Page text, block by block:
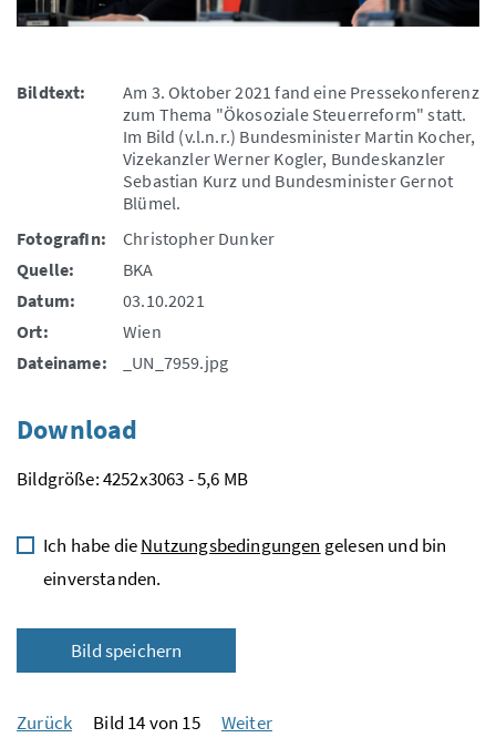
Bildtext:
Am 3. Oktober 2021 fand eine Pressekonferenz
zum Thema "Ökosoziale Steuerreform" statt.
Im Bild (v.l.n.r.) Bundesminister Martin Kocher,
Vizekanzler Werner Kogler, Bundeskanzler
Sebastian Kurz und Bundesminister Gernot
Blümel.
FotografIn:
Christopher Dunker
Quelle:
BKA
Datum:
03.10.2021
Ort:
Wien
Dateiname:
_UN_7959.jpg
Download
Bildgröße: 4252x3063 - 5,6 MB
Ich habe dieNutzungsbedingungen gelesen und bin
einverstanden.
Bild speichern
Zurück Bild 14 von 15 Weiter